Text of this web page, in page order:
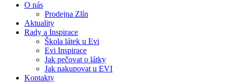
O nás
Prodejna Zlín
Aktuality
Rady a Inspirace
Škola látek u Evi
Evi Inspirace
Jak pečovat o látky
Jak nakupovat u EVI
Kontakty